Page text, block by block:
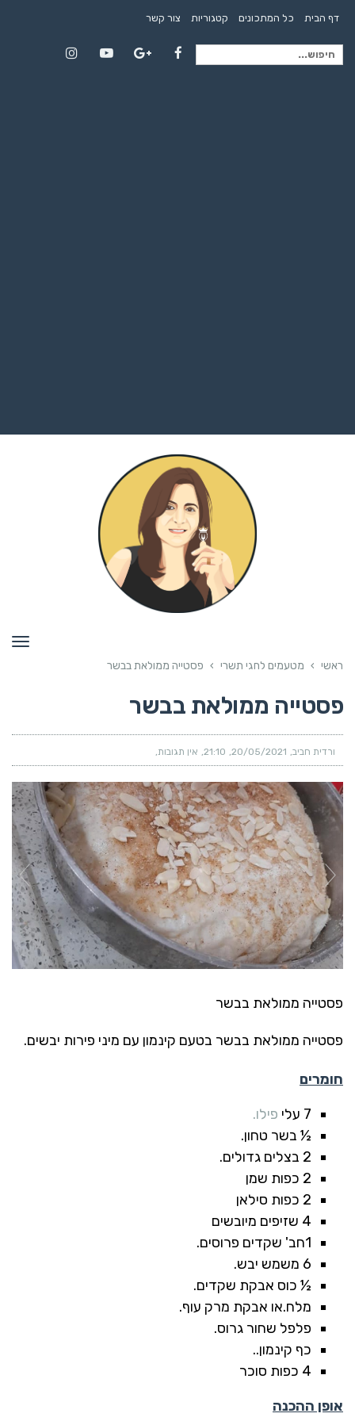
דף הבית כל המתכונים קטגוריות צור קשר
חיפוש
ראשי › מטעמים לחגי תשרי › פסטייה ממולאת בבשר
פסטייה ממולאת בבשר
ורדית חביב 20/05/2021
21:10 אין תגובות
פסטייה ממולאת בבשר
פסטייה ממולאת בבשר בטעם קינמון עם מיני פירות יבשים.
חומרים
7 עלי
פילו.
½ בשר טחון.
2 בצלים גדולים.
2 כפות שמן
2 כפות סילאן
4 שזיפים מיובשים
1חב' שקדים פרוסים.
6 משמש יבש.
½ כוס אבקת שקדים.
מלח.או אבקת מרק עוף.
פלפל שחור גרוס.
כף קינמון..
4 כפות סוכר
אופן ההכנה